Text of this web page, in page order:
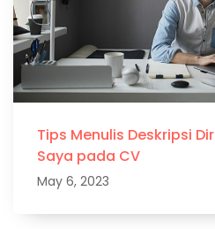
Tips Menulis Deskripsi
Saya pada CV
May 6, 2023